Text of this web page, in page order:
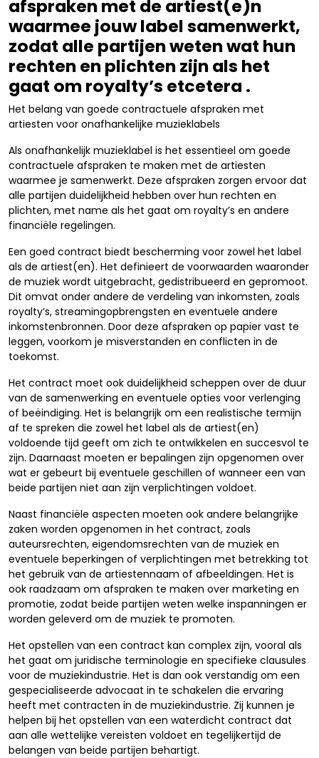
afspraken met de artiest(e)n
waarmee jouw label samenwerkt,
zodat alle partijen weten wat hun
rechten en plichten zijn als het
gaat om royalty’s etcetera .
Het belang van goede contractuele afspraken met
artiesten voor onafhankelijke muzieklabels
Als onafhankelijk muzieklabel is het essentieel om goede
contractuele afspraken te maken met de artiesten
waarmee je samenwerkt. Deze afspraken zorgen ervoor dat
alle partijen duidelijkheid hebben over hun rechten en
plichten, met name als het gaat om royalty’s en andere
financiële regelingen.
Een goed contract biedt bescherming voor zowel het label
als de artiest(en). Het definieert de voorwaarden waaronder
de muziek wordt uitgebracht, gedistribueerd en gepromoot.
Dit omvat onder andere de verdeling van inkomsten, zoals
royalty’s, streamingopbrengsten en eventuele andere
inkomstenbronnen. Door deze afspraken op papier vast te
leggen, voorkom je misverstanden en conflicten in de
toekomst.
Het contract moet ook duidelijkheid scheppen over de duur
van de samenwerking en eventuele opties voor verlenging
of beëindiging. Het is belangrijk om een realistische termijn
af te spreken die zowel het label als de artiest(en)
voldoende tijd geeft om zich te ontwikkelen en succesvol te
zijn. Daarnaast moeten er bepalingen zijn opgenomen over
wat er gebeurt bij eventuele geschillen of wanneer een van
beide partijen niet aan zijn verplichtingen voldoet.
Naast financiële aspecten moeten ook andere belangrijke
zaken worden opgenomen in het contract, zoals
auteursrechten, eigendomsrechten van de muziek en
eventuele beperkingen of verplichtingen met betrekking tot
het gebruik van de artiestennaam of afbeeldingen. Het is
ook raadzaam om afspraken te maken over marketing en
promotie, zodat beide partijen weten welke inspanningen er
worden geleverd om de muziek te promoten.
Het opstellen van een contract kan complex zijn, vooral als
het gaat om juridische terminologie en specifieke clausules
voor de muziekindustrie. Het is dan ook verstandig om een
gespecialiseerde advocaat in te schakelen die ervaring
heeft met contracten in de muziekindustrie. Zij kunnen je
helpen bij het opstellen van een waterdicht contract dat
aan alle wettelijke vereisten voldoet en tegelijkertijd de
belangen van beide partijen behartigt.